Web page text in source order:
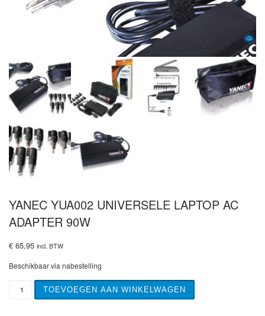
YANEC YUA002 UNIVERSELE LAPTOP AC
ADAPTER 90W
€ 65,95 incl. BTW
Beschikbaar via nabestelling
TOEVOEGEN AAN WINKELWAGEN